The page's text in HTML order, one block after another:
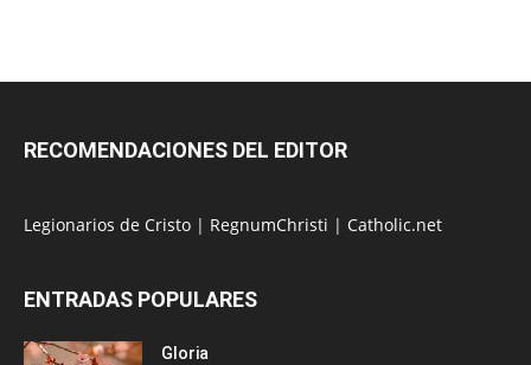
RECOMENDACIONES DEL EDITOR
Legionarios de Cristo | RegnumChristi | Catholic.net
ENTRADAS POPULARES
Gloria